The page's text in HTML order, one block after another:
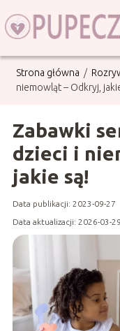
Strona główna /
niemowląt – Odkryj,
Zabawki
dzieci i
jakie są!
Data publikacji: 2023-09-27
Data aktualizacji: 2026-03-29